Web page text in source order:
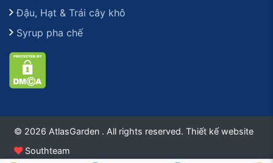
Đậu, Hạt & Trái cây khô
Syrup pha chế
© 2026 AtlasGarden . All rights reserved. Thiết kế website
Southteam